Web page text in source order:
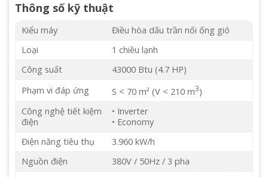
Thông số kỹ thuật
Kiểu máy
Điều hòa dấu trần nối ống gió
Loại
1 chiều lạnh
Công suất
43000 Btu (4.7 HP)
Phạm vi đáp ứng
S < 70 m² (V < 210 m3)
Công nghệ tiết kiệm
điện
• Inverter
• Economy
Điện năng tiêu thụ
3.960 kW/h
Nguồn điện
380V / 50Hz / 3 pha